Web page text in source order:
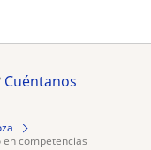
Cuéntanos
en competencias